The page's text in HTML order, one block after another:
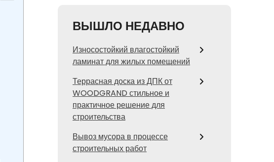
ВЫШЛО НЕДАВНО
Износостойкий влагостойкий
ламинат для жилых помещений
Террасная доска из ДПК от
WOODGRAND стильное и
практичное решение для
строительства
Вывоз мусора в процессе
строительных работ